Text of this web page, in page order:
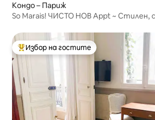
Кондо – Париж
So Marais! ЧИСТО НОВ Appt ~ Стилен,
Най-популярен избор на гостите
Избор на гостите